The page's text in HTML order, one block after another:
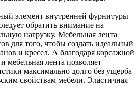
элемент внутренней фурнитуры
обратить внимание на
нагрузку. Мебельная лента
для того, чтобы создать идеальный
и кресел. А благодаря корсажной
мебельная лента позволяет
максимально долго без ущерба
свойствам мебели. Эластичная